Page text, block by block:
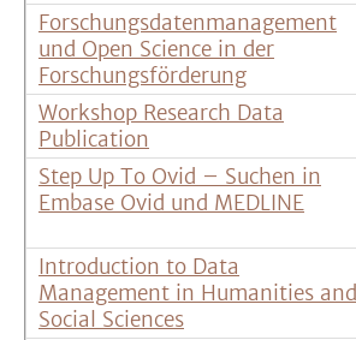
Forschungsdatenmanagement
und Open Science in der
Forschungsförderung
Workshop Research Data
Publication
Step Up To Ovid – Suchen in
Embase Ovid und MEDLINE
Introduction to Data
Management in Humanities and
Social Sciences